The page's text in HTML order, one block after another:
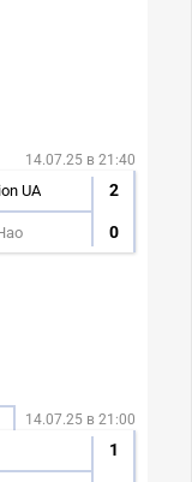
14.07.25 в 21:40
UA 2
0
14.07.25 в 21:00
1